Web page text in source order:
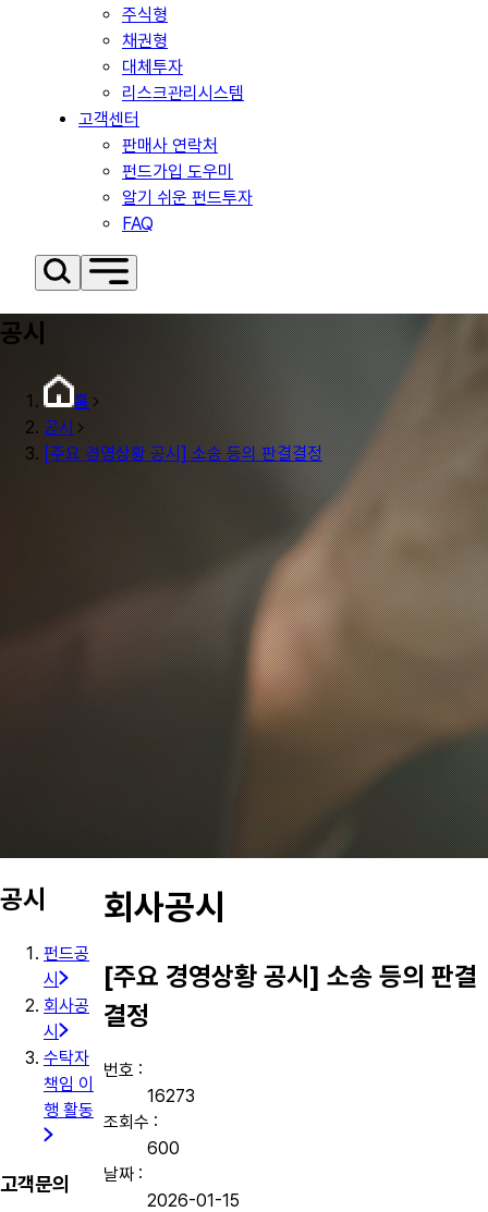
주식형
채권형
대체투자
리스크관리시스템
고객센터
판매사 연락처
펀드가입 도우미
알기 쉬운 펀드투자
FAQ
공시
홈
공시
[주요 경영상황 공시] 소송 등의 판결결정
공시
펀드공
시
회사공
시
수탁자
책임 이
행 활동
고객문의
회사공시
[주요 경영상황 공시] 소송 등의 판결
결정
번호 :
16273
조회수 :
600
날짜 :
2026-01-15